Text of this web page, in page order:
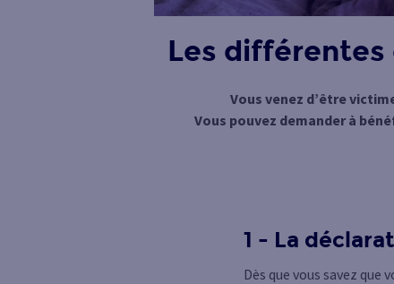
Les différentes
Vous venez d’être
Vous pouvez demander à
1 - La
Dès que vous savez